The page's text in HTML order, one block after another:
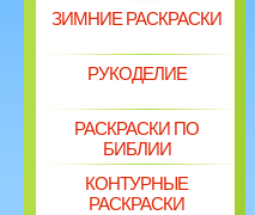
ЗИМНИЕ РАСКРАСКИ
РУКОДЕЛИЕ
РАСКРАСКИ ПО
БИБЛИИ
КОНТУРНЫЕ
РАСКРАСКИ